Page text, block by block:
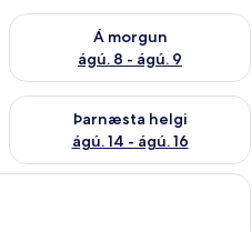
8
Á morgun
ágú. 8 - ágú. 9
Athuga framboð á morgun
7 - ágú. 9
Þarnæsta helgi
ágú. 14 - ágú. 16
Athuga framboð þarnæstu
herbergi | Baðherbergi | Sturta,